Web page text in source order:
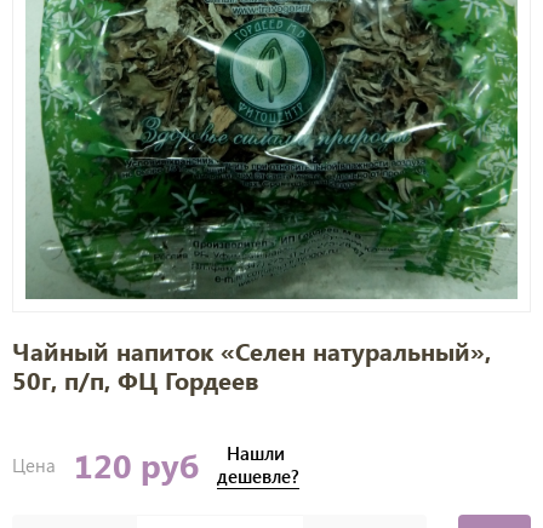
Чайный напиток «Селен натуральный»,
50г, п/п, ФЦ Гордеев
Цена 120 руб
Нашли
дешевле?